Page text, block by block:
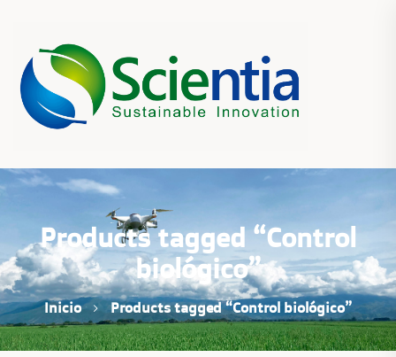
Products tagged “Control
biológico”
Inicio Products tagged “Control biológico”